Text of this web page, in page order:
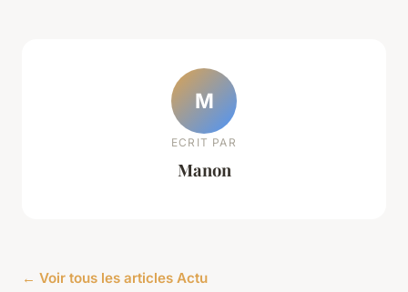
M
ECRIT PAR
Manon
← Voir tous les articles Actu